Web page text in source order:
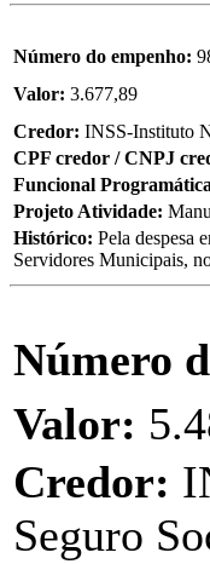
Número do empenho:
Valor: 3.677,89
Credor: INSS-Instituto
CPF credor / CNPJ
Funcional
Projeto Atividade:
Histórico: Pela despesa
Servidores Municipais,
Número
Valor:
Credor:
Seguro